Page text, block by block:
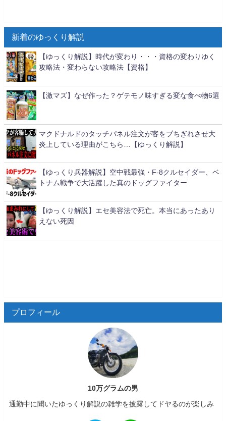
新着のゆっくり解説
【ゆっくり解説】時代が変わり・・・資格の変わりゆく
攻略法・変わらない攻略法【資格】
【激マズ】なぜ作った？ゲテモノ味すぎる変な食べ物6選
マクドナルドのタッチパネル注文が客をブちぎれさせ大
炎上している理由がこちら…【ゆっくり解説】
【ゆっくり兵器解説】空中戦最強・F-8クルセイダー、ベ
トナム戦争で大活躍した真のドッグファイター
【ゆっくり解説】エセ美容法で死亡。本当にあったあり
えない死因
プロフィール
10万グラムの男
通勤中に聞いたゆっくり解説の雑学を披露してドヤるのが楽しみ